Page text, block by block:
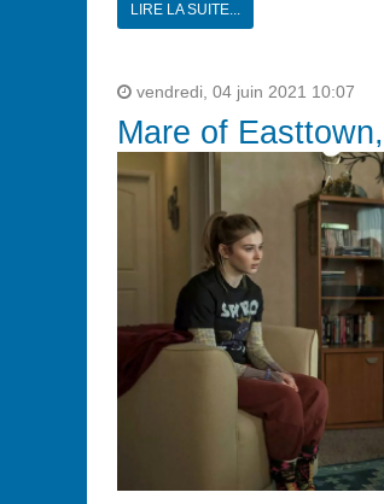
LIRE LA SUITE...
vendredi, 04 juin 2021 10:07
Mare of